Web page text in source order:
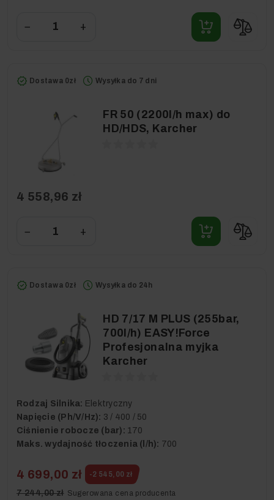
− +
Dostawa 0zł Wysyłka do 7 dni
FR 50 (2200l/h max) do
HD/HDS, Karcher
4 558,96 zł
− +
Dostawa 0zł Wysyłka do 24h
HD 7/17 M PLUS (255bar,
700l/h) EASY!Force
Profesjonalna myjka
Karcher
Rodzaj Silnika: Elektryczny
Napięcie (Ph/V/Hz): 3 / 400 / 50
Ciśnienie robocze (bar): 170
Maks. wydajność tłoczenia (l/h): 700
4 699,00 zł -2 545,00 zł
7 244,00 zł Sugerowana cena producenta